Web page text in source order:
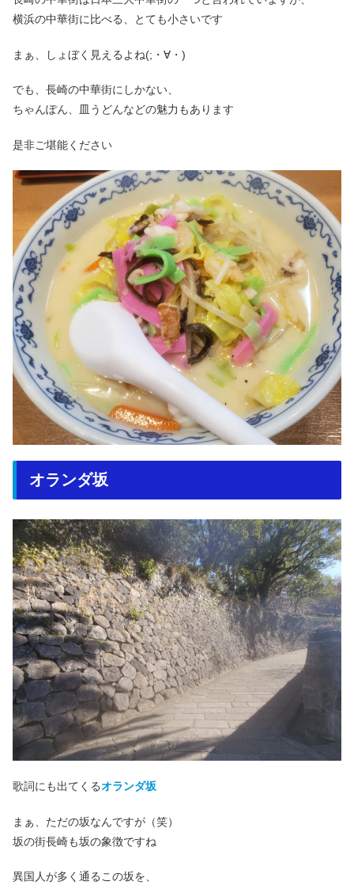
横浜の中華街に比べる、とても小さいです
まぁ、しょぼく見えるよね(;・∀・)
でも、長崎の中華街にしかない、
ちゃんぽん、皿うどんなどの魅力もあります
是非ご堪能ください
オランダ坂
歌詞にも出てくるオランダ坂
まぁ、ただの坂なんですが（笑）
坂の街長崎も坂の象徴ですね
異国人が多く通るこの坂を、